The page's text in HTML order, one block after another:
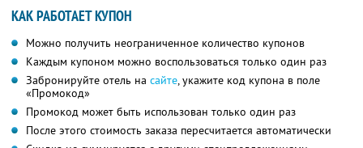
КАК РАБОТАЕТ КУПОН
Можно получить неограниченное количество купонов
Каждым купоном можно воспользоваться только один раз
Забронируйте отель на сайте, укажите код купона в поле
«Промокод»
Промокод может быть использован только один раз
После этого стоимость заказа пересчитается автоматически